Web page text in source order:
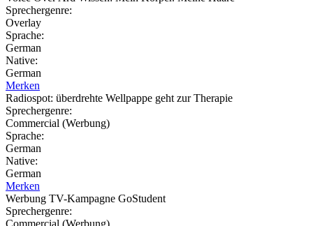
Sprechergenre:
Overlay
Sprache:
German
Native:
German
Merken
Radiospot: überdrehte Wellpappe geht zur Therapie
Sprechergenre:
Commercial (Werbung)
Sprache:
German
Native:
German
Merken
Werbung TV-Kampagne GoStudent
Sprechergenre: